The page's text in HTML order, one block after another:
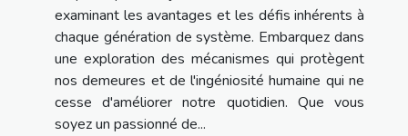
examinant les avantages et les défis inhérents à
chaque génération de système. Embarquez dans
une exploration des mécanismes qui protègent
nos demeures et de l'ingéniosité humaine qui ne
cesse d'améliorer notre quotidien. Que vous
soyez un passionné de...